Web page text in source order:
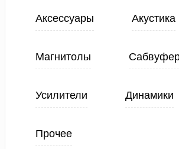
Аксессуары Акустика
Магнитолы
Усилители Динамики
Прочее